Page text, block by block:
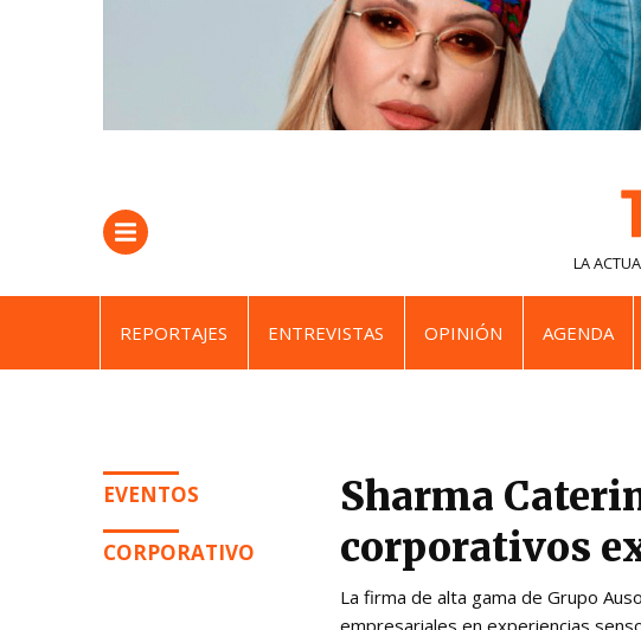
LA
REPORTAJES ENTREVISTAS OPINIÓN AGENDA
EVENTOS
CORPORATIVO
Sharma
corporativos
La firma de alta gama de Grupo